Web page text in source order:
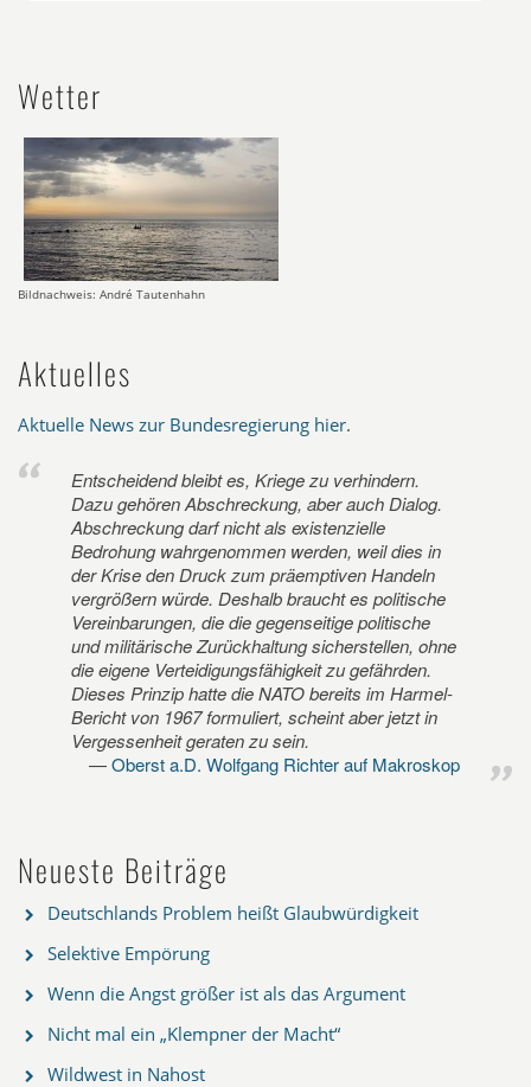
Wetter
Bildnachweis: André Tautenhahn
Aktuelles
Aktuelle News zur Bundesregierung hier.
Entscheidend bleibt es, Kriege zu verhindern.
Dazu gehören Abschreckung, aber auch Dialog.
Abschreckung darf nicht als existenzielle
Bedrohung wahrgenommen werden, weil dies in
der Krise den Druck zum präemptiven Handeln
vergrößern würde. Deshalb braucht es politische
Vereinbarungen, die die gegenseitige politische
und militärische Zurückhaltung sicherstellen, ohne
die eigene Verteidigungsfähigkeit zu gefährden.
Dieses Prinzip hatte die NATO bereits im Harmel-
Bericht von 1967 formuliert, scheint aber jetzt in
Vergessenheit geraten zu sein.
Oberst a.D. Wolfgang Richter auf Makroskop
Neueste Beiträge
Deutschlands Problem heißt Glaubwürdigkeit
Selektive Empörung
Wenn die Angst größer ist als das Argument
Nicht mal ein „Klempner der Macht“
Wildwest in Nahost